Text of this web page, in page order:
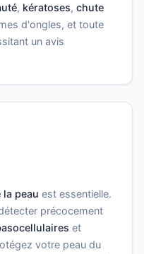
, kératoses, chute
d'ongles, et toute
un avis
peau est essentielle.
précocement
et
votre peau du